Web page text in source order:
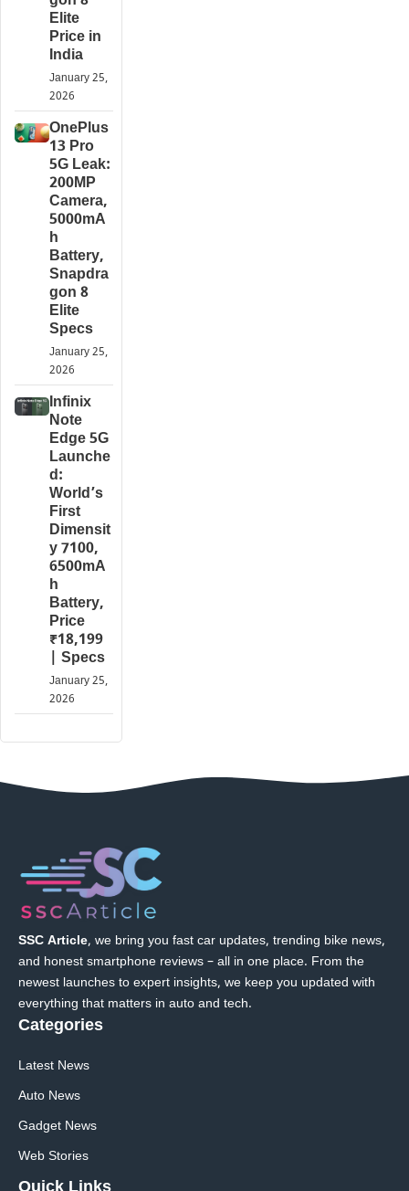
Elite
Price in
India
January 25,
2026
OnePlus
13 Pro
5G Leak:
200MP
Camera,
5000mA
h
Battery,
Snapdra
gon 8
Elite
Specs
January 25,
2026
Infinix
Note
Edge 5G
Launche
d:
World’s
First
Dimensit
y 7100,
6500mA
h
Battery,
Price
₹18,199
| Specs
January 25,
2026
SSC Article, we bring you fast car updates, trending bike news,
and honest smartphone reviews – all in one place. From the
newest launches to expert insights, we keep you updated with
everything that matters in auto and tech.
Categories
Latest News
Auto News
Gadget News
Web Stories